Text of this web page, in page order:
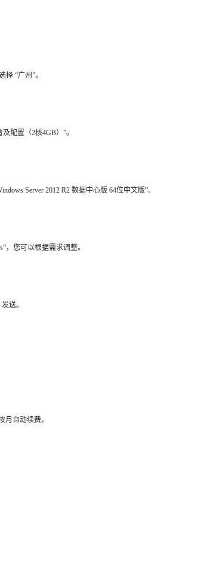
“广州”。
配置（2核4GB）”。
Server 2012 R2 数据中心版 64位中文版”。
，您可以根据需求调整。
送。
自动续费。